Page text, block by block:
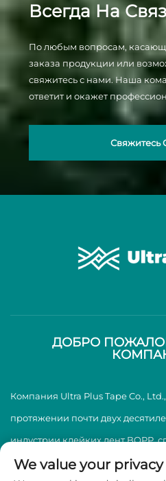
Всегда На
По любым вопросам,
заказа продукции или
свяжитесь с нами. Наша
ответит и окажет
Свяжитесь
ДОБРО
Компания Ultra Plus Tape Co.,
протяжении почти двух
индустрии клейких лент BOPP,
производстве и продаже
We value your privacy